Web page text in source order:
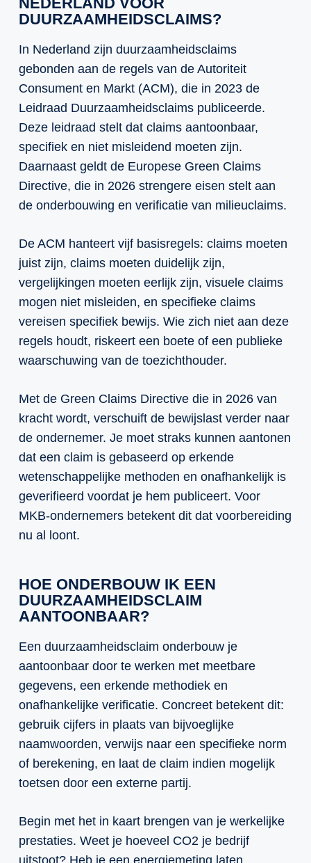
DUURZAAMHEIDSCLAIMS?
In Nederland zijn duurzaamheidsclaims
gebonden aan de regels van de Autoriteit
Consument en Markt (ACM), die in 2023 de
Leidraad Duurzaamheidsclaims publiceerde.
Deze leidraad stelt dat claims aantoonbaar,
specifiek en niet misleidend moeten zijn.
Daarnaast geldt de Europese Green Claims
Directive, die in 2026 strengere eisen stelt aan
de onderbouwing en verificatie van milieuclaims.
De ACM hanteert vijf basisregels: claims moeten
juist zijn, claims moeten duidelijk zijn,
vergelijkingen moeten eerlijk zijn, visuele claims
mogen niet misleiden, en specifieke claims
vereisen specifiek bewijs. Wie zich niet aan deze
regels houdt, riskeert een boete of een publieke
waarschuwing van de toezichthouder.
Met de Green Claims Directive die in 2026 van
kracht wordt, verschuift de bewijslast verder naar
de ondernemer. Je moet straks kunnen aantonen
dat een claim is gebaseerd op erkende
wetenschappelijke methoden en onafhankelijk is
geverifieerd voordat je hem publiceert. Voor
MKB-ondernemers betekent dit dat voorbereiding
nu al loont.
HOE ONDERBOUW IK EEN
DUURZAAMHEIDSCLAIM
AANTOONBAAR?
Een duurzaamheidsclaim onderbouw je
aantoonbaar door te werken met meetbare
gegevens, een erkende methodiek en
onafhankelijke verificatie. Concreet betekent dit:
gebruik cijfers in plaats van bijvoeglijke
naamwoorden, verwijs naar een specifieke norm
of berekening, en laat de claim indien mogelijk
toetsen door een externe partij.
Begin met het in kaart brengen van je werkelijke
prestaties. Weet je hoeveel CO2 je bedrijf
uitstoot? Heb je een energiemeting laten